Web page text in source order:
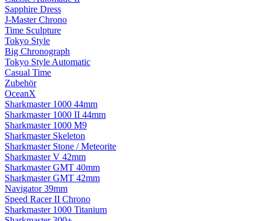
Sapphire Dress
J-Master Chrono
Time Sculpture
Tokyo Style
Big Chronograph
Tokyo Style Automatic
Casual Time
Zubehör
OceanX
Sharkmaster 1000 44mm
Sharkmaster 1000 II 44mm
Sharkmaster 1000 M9
Sharkmaster Skeleton
Sharkmaster Stone / Meteorite
Sharkmaster V 42mm
Sharkmaster GMT 40mm
Sharkmaster GMT 42mm
Navigator 39mm
Speed Racer II Chrono
Sharkmaster 1000 Titanium